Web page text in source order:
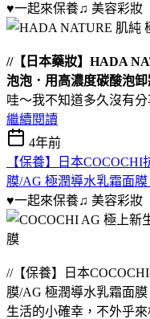
♥一起來保養♫ 美容彩妝
//【日本藥妝】HADA
泡泡．用高濃度碳酸泡
哇～我不知道多久沒有分
繼續閱讀
4年前
【保養】日本
膜/AG 極潤導⽔乳霜⾯
♥一起來保養♫ 美容彩妝
//【保養】日本
膜/AG 極潤導⽔乳霜⾯
生活的小確幸，不外乎